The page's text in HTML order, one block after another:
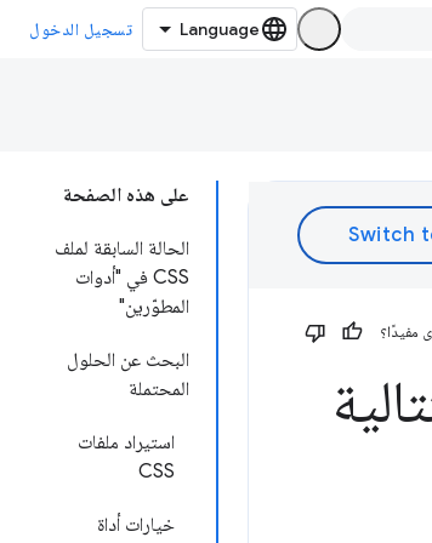
تسجيل الدخول
على هذه الصفحة
الحالة السابقة لملف
CSS في "أدوات
المطوّرين"
البحث عن الحلول
المحتملة
استيراد ملفات
CSS
خيارات أداة
مفيدًا؟